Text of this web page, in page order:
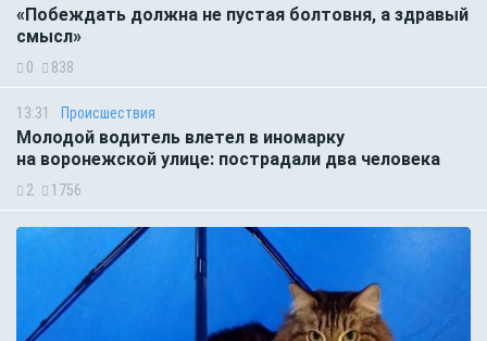
«Побеждать должна не пустая болтовня, а здравый
смысл»
0 838
13:31 Происшествия
Молодой водитель влетел в иномарку
на воронежской улице: пострадали два человека
2 1756